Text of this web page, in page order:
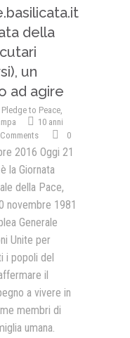
della
un
ad agire
Pledge to Peace,
10 anni
0
2016 Oggi 21
la Giornata
della Pace,
novembre 1981
Generale
Unite per
i popoli del
il
a vivere in
membri di
umana.